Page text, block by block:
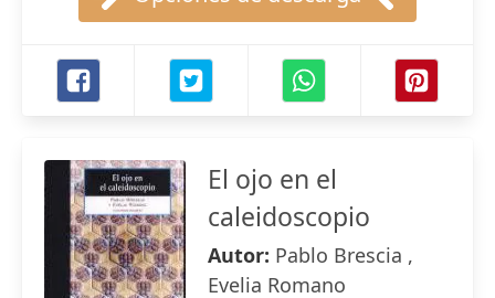
El ojo en el
caleidoscopio
Autor: Pablo Brescia ,
Evelia Romano